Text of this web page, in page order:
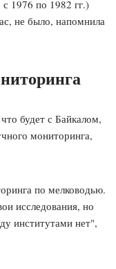
1976 по 1982 гг.)
не было, напомнила
будет с Байкалом,
мониторинга,
по мелководью.
исследования, но
институтами нет",